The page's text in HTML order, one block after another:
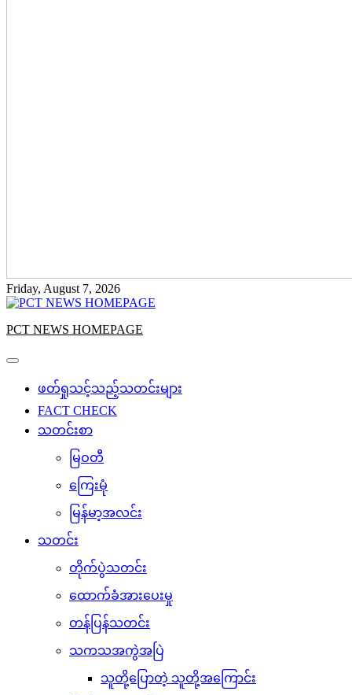
Friday, August 7, 2026
PCT NEWS HOMEPAGE
ဖတ်ရှုသင့်သည့်သတင်းများ
FACT CHECK
သတင်းစာ
မြဝတီ
ကြေးမုံ
မြန်မာ့အလင်း
သတင်း
တိုက်ပွဲသတင်း
ထောက်ခံအားပေးမှု
တန်ပြန်သတင်း
သကသအကွဲအပြဲ
သူတို့ပြောတဲ့ သူတို့အကြောင်း